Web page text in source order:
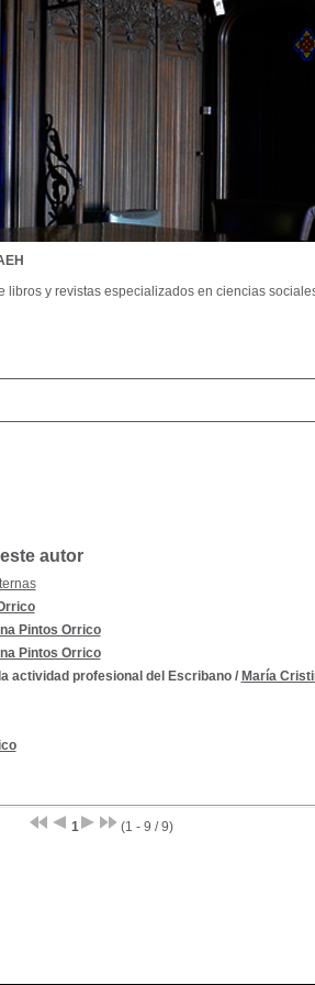
autor
Pintos Orrico
Pintos Orrico
actividad profesional del Escribano/ María
1 (1 - 9 / 9)
libros y revistas especializados en ciencias